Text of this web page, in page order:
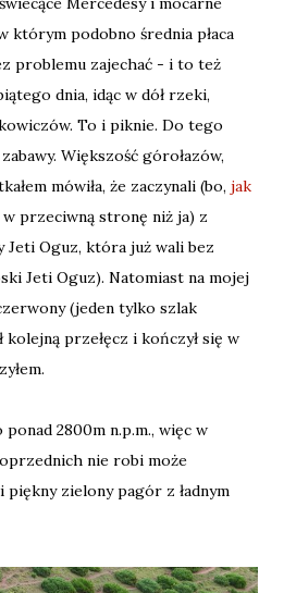
którym podobno średnia płaca
problemu zajechać - i to też
dnia, idąc w dół rzeki,
To i piknie. Do tego
Większość górołazów,
mówiła, że zaczynali (bo, jak
w przeciwną stronę niż ja) z
Oguz, która już wali bez
Jeti Oguz). Natomiast na mojej
(jeden tylko szlak
przełęcz i kończył się w
2800m n.p.m., więc w
nie robi może
piękny zielony pagór z ładnym